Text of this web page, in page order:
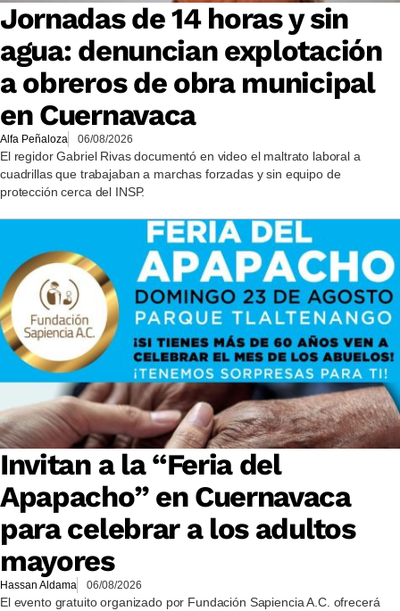
Jornadas de 14 horas y sin
agua: denuncian explotación
a obreros de obra municipal
en Cuernavaca
Alfa Peñaloza 06/08/2026
El regidor Gabriel Rivas documentó en video el maltrato laboral a
cuadrillas que trabajaban a marchas forzadas y sin equipo de
protección cerca del INSP.
Invitan a la “Feria del
Apapacho” en Cuernavaca
para celebrar a los adultos
mayores
Hassan Aldama 06/08/2026
El evento gratuito organizado por Fundación Sapiencia A.C. ofrecerá